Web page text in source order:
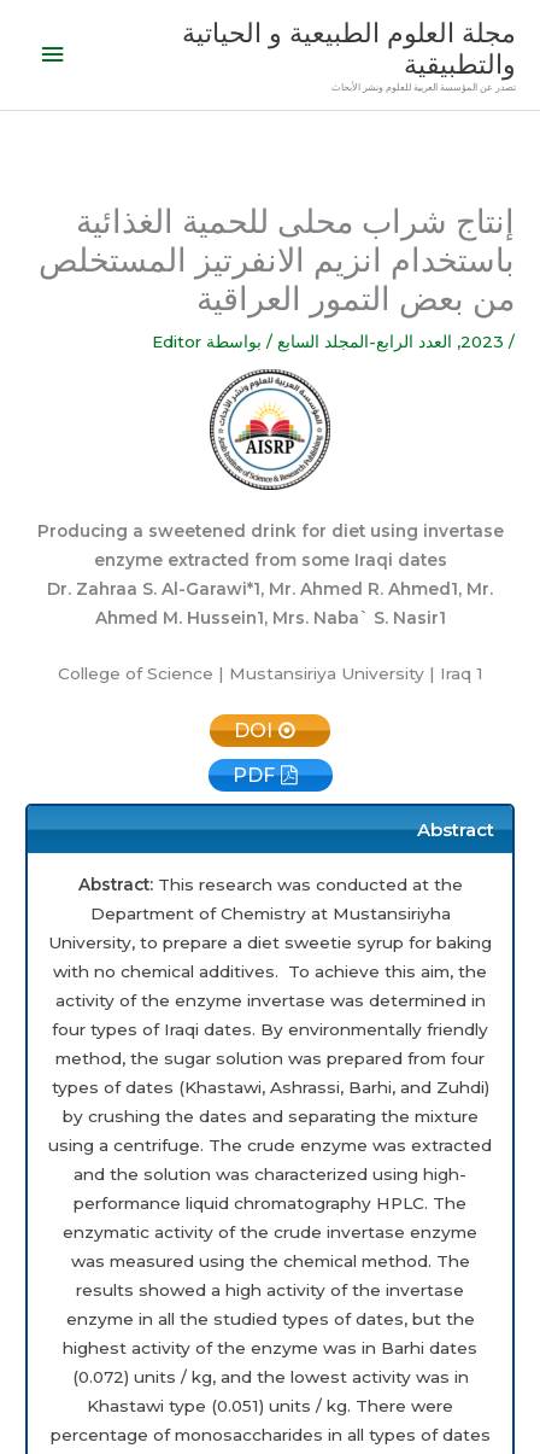
المحتوى
مجلة العلوم الطبيعية و الحياتية
والتطبيقية
تصدر عن المؤسسة العربية للعلوم ونشر الأبحاث
إنتاج شراب محلى للحمية الغذائية
باستخدام انزيم الانفرتيز المستخلص
من بعض التمور العراقية
/
2023
, العدد الرابع-المجلد السابع / بواسطة Editor
Producing a sweetened drink for diet using invertase
enzyme extracted from some Iraqi dates
Dr. Zahraa S. Al-Garawi*1, Mr. Ahmed R. Ahmed 1, Mr.
Ahmed M. Hussein1, Mrs. Naba` S. Nasir1
1
College of Science | Mustansiriya University | Iraq
DOI
PDF
Abstract
Abstract:This research was conducted at the
Department of Chemistry at Mustansiriyha
University, to prepare a diet sweetie syrup for baking
with no chemical additives. To achieve this aim, the
activity of the enzyme invertase was determined in
four types of Iraqi dates. By environmentally friendly
method, the sugar solution was prepared from four
types of dates (Khastawi, Ashrassi, Barhi, and Zuhdi)
by crushing the dates and separating the mixture
using a centrifuge. The crude enzyme was extracted
and the solution was characterized using high-
performance liquid chromatography HPLC. The
enzymatic activity of the crude invertase enzyme
was measured using the chemical method. The
results showed a high activity of the invertase
enzyme in all the studied types of dates, but the
highest activity of the enzyme was in Barhi dates
(0.072) units / kg, and the lowest activity was in
Khastawi type (0.051) units / kg. There were
percentage of monosaccharides in all types of dates